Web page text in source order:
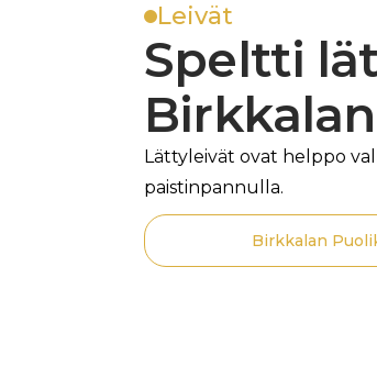
Leivät
Speltti
Lättyleivät ovat helppo
paistinpannulla.
Birkkalan